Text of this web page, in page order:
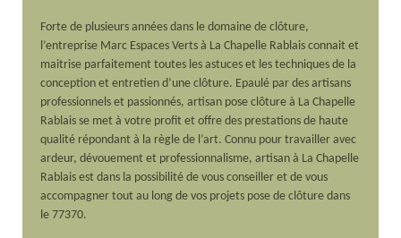
Forte de plusieurs années dans le domaine de clôture,
l’entreprise Marc Espaces Verts à La Chapelle Rablais connait et
maitrise parfaitement toutes les astuces et les techniques de la
conception et entretien d’une clôture. Epaulé par des artisans
professionnels et passionnés, artisan pose clôture à La Chapelle
Rablais se met à votre profit et offre des prestations de haute
qualité répondant à la règle de l’art. Connu pour travailler avec
ardeur, dévouement et professionnalisme, artisan à La Chapelle
Rablais est dans la possibilité de vous conseiller et de vous
accompagner tout au long de vos projets pose de clôture dans
le 77370.